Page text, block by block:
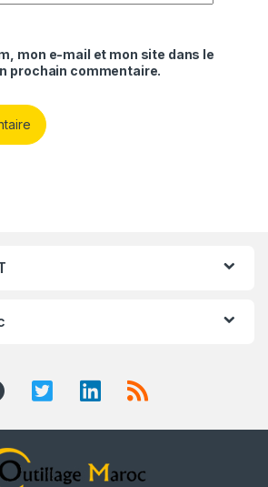
mon e-mail et mon site dans le
prochain commentaire.